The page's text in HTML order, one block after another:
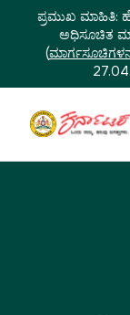
ಪ್ರಮುಖ ಮಾಹಿತಿ:
ಅಧಿಸೂಚಿತ
(